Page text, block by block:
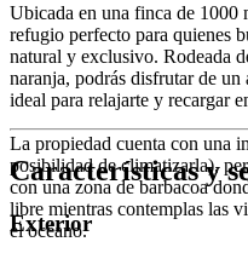
Ubicada en una finca de 1000
refugio perfecto para quienes
natural y exclusivo. Rodeada
naranja, podrás disfrutar de
ideal para relajarte y recargar
La propiedad cuenta con una
posibilidad de climatizarla),
con una zona de barbacoa
libre mientras contemplas las
el océano.
Características y
Exterior